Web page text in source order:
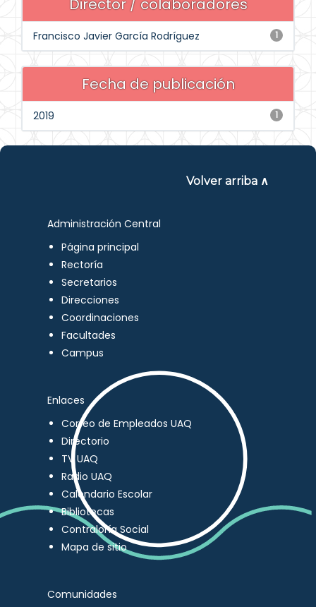
Director / colaboradores
1
Francisco Javier García Rodríguez
Fecha de publicación
1
2019
Volver arriba ∧
Administración Central
Página principal
Rectoría
Secretarios
Direcciones
Coordinaciones
Facultades
Campus
Enlaces
Correo de Empleados UAQ
Directorio
TV UAQ
Radio UAQ
Calendario Escolar
Bibliotecas
Contraloría Social
Mapa de sitio
Comunidades